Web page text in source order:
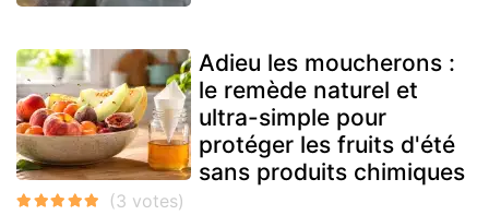
Adieu les moucherons :
le remède naturel et
ultra-simple pour
protéger les fruits d'été
sans produits chimiques